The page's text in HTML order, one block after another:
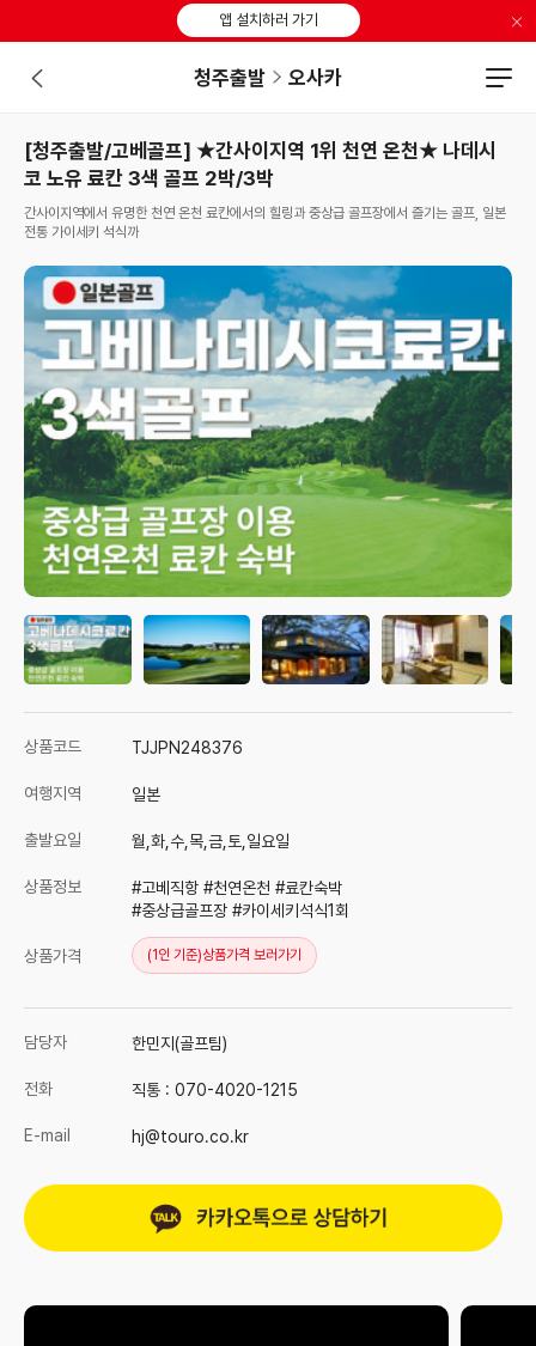
앱 설치하러 가기 ×
청주출발 오사카
[청주출발/고베골프] ★간사이지역 1위 천연 온천★ 나데시
코 노유 료칸 3색 골프 2박/3박
간사이지역에서 유명한 천연 온천 료칸에서의 힐링과 중상급 골프장에서 즐기는 골프, 일본
전통 가이세키 석식까
상품코드 TJJPN248376
여행지역 일본
출발요일 월,화,수,목,금,토,일요일
상품정보 #고베직항 #천연온천 #료칸숙박
#중상급골프장 #카이세키석식1회
상품가격 (1인 기준)상품가격 보러가기
담당자 한민지(골프팀)
전화 직통 : 070-4020-1215
E-mail hj@touro.co.kr